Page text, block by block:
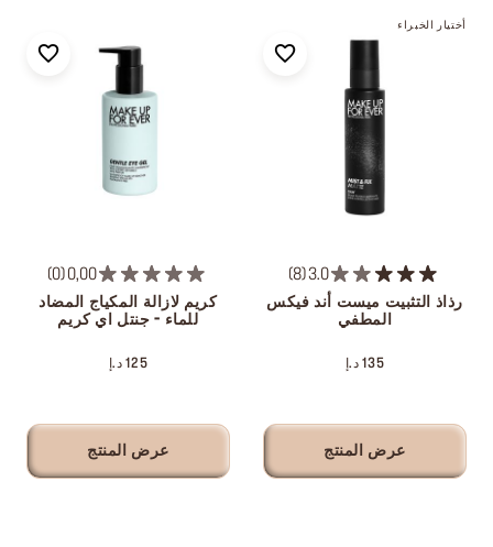
أختيار الخبراء
3.0
8
رذاذ التثبيت ميست أند فيكس
المطفي
135 د.إ
عرض المنتج
0,00
0
كريم لازالة المكياج المضاد
للماء - جنتل اي كريم
125 د.إ
عرض المنتج